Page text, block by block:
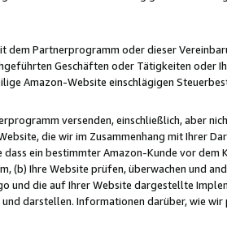
Partnerprogramm oder dieser
Geschäften oder Tätigkeiten oder
Amazon-Website einschlägigen
versenden, einschließlich, aber
die wir im Zusammenhang mit Ihrer
ein bestimmter Amazon-Kunde vor
Ihre Website prüfen, überwachen und
und die auf Ihrer Website dargestellte
darstellen. Informationen darüber, wie